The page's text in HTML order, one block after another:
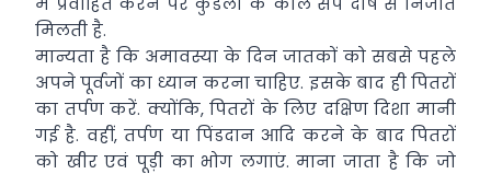
मिलती है.
मान्यता है कि अमावस्या के दिन जातकों को सबसे पहले
अपने पूर्वजों का ध्यान करना चाहिए. इसके बाद ही पितरों
का तर्पण करें. क्योंकि, पितरों के लिए दक्षिण दिशा मानी
गई है. वहीं, तर्पण या पिंडदान आदि करने के बाद पितरों
को खीर एवं पूड़ी का भोग लगाएं. माना जाता है कि जो